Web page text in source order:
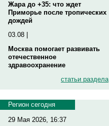
Жара до +35: что ждет
Приморье после тропических
дождей
03.08 |
Москва помогает развивать
отечественное
здравоохранение
статьи раздела
Регион сегодня
29 Мая 2026, 16:37